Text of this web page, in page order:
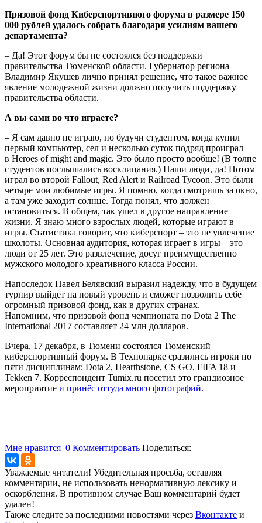
Призовой фонд Киберспортивного форума в размере 150
000 рублей удалось собрать благодаря усилиям вашего
департамента?
– Да! Этот форум бы не состоялся без поддержки
правительства Тюменской области. Губернатор региона
Владимир Якушев лично принял решение, что такое важное
явление молодежной жизни должно получить поддержку
правительства области.
А вы сами во что играете?
– Я сам давно не играю, но будучи студентом, когда купил
первый компьютер, сел и несколько суток подряд проиграл
в Heroes of might and magic. Это было просто вообще! (В толпе
студентов послышались восклицания.) Наши люди, да! Потом
играл во второй Fallout, Red Alert и Railroad Tycoon. Это были
четыре мои любимые игры. Я помню, когда смотришь за окно,
а там уже заходит солнце. Тогда понял, что должен
остановиться. В общем, так ушел в другое направление
жизни. Я знаю много взрослых людей, которые играют в
игры. Статистика говорит, что киберспорт – это не увлечение
школоты. Основная аудитория, которая играет в игры – это
люди от 25 лет. Это развлечение, досуг преимущественно
мужского молодого креативного класса России.
Напоследок Павел Белявский выразил надежду, что в будущем
турнир выйдет на новый уровень и сможет позволить себе
огромный призовой фонд, как в других странах.
Напомним, что призовой фонд чемпионата по Dota 2 The
International 2017 составляет 24 млн долларов.
Вчера, 17 декабря, в Тюмени состоялся Тюменский
киберспортивный форум. В Технопарке сразились игроки по
пяти дисциплинам: Dota 2, Hearthstone, CS GO, FIFA 18 и
Tekken 7. Корреспондент Tumix.ru посетил это грандиозное
мероприятие и принёс оттуда много фотографий.
Мне нравится 0 Комментировать Поделиться:
Уважаемые читатели! Убедительная просьба, оставляя
комментарии, не использовать ненормативную лексику и
оскорбления. В противном случае Ваш комментарий будет
удален!
Также следите за последними новостями через Вконтакте и